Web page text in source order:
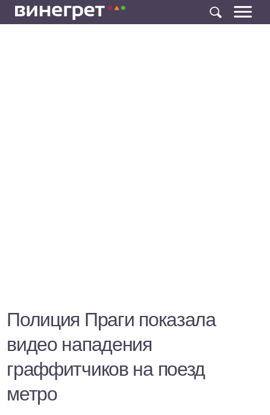
Полиция Праги показала
видео нападения
граффитчиков на поезд
метро